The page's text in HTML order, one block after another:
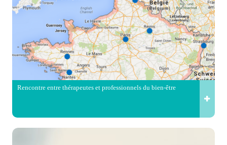
Rencontre entre thérapeutes et professionnels du bien-être